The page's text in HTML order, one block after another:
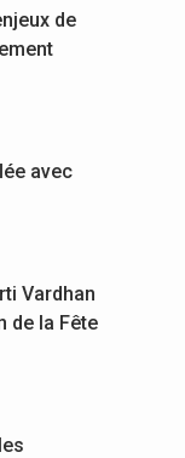
de
avec
Vardhan
de la Fête